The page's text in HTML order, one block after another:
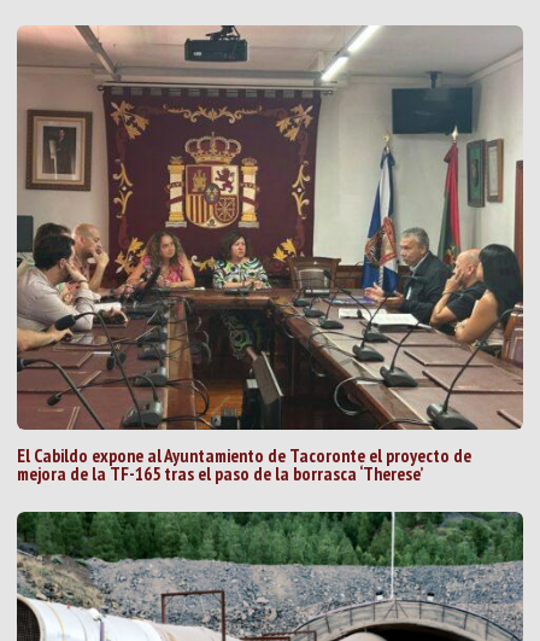
El Cabildo expone al Ayuntamiento de Tacoronte el proyecto de
mejora de la TF-165 tras el paso de la borrasca ‘Therese’